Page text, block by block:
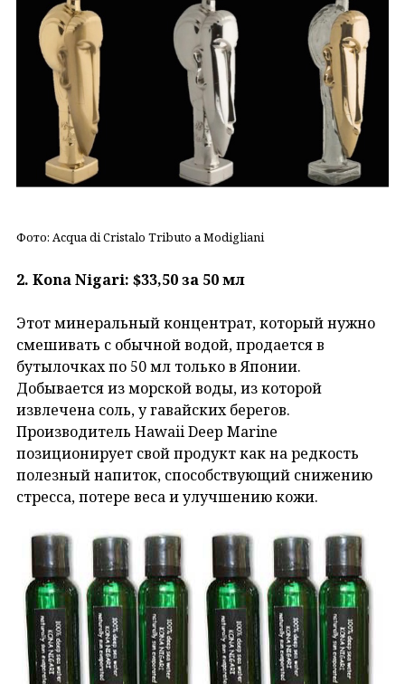
Фото: Acqua di Cristalo Tributo a Modigliani
2. Kona Nigari: $33,50 за 50 мл
Этот минеральный концентрат, который нужно
смешивать с обычной водой, продается в
бутылочках по 50 мл только в Японии.
Добывается из морской воды, из которой
извлечена соль, у гавайских берегов.
Производитель Hawaii Deep Marine
позиционирует свой продукт как на редкость
полезный напиток, способствующий снижению
стресса, потере веса и улучшению кожи.